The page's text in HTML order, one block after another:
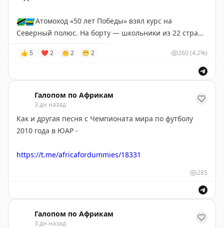
Telegram|ВК|Max
🇹🇿🇷🇼Атомоход «50 лет Победы» взял курс на
Северный полюс. На борту — школьники из 22 стран,
Руанды, которые увидят Арктику.
🥼За время рейса участники запустят стратосферную
платформу для мониторинга и проведут самый
северный интернациональный хоровод. Конкурс в
этом году был рекордным — 73 тысячи заявок на 22
места.
😅🤣😂🙂🙃
мы тоже есть) —
для всех, кто хотел познакомиться со сложным миром
Чёрного континента, но не знал, с чего начать
👍 5 ❤ 2 👏 2 😁 2 260(4.2%)
Галопом по Африкам
3 дн назад
Как и другая песня с Чемпионата мира по футболу
2010 года в ЮАР -
https://t.me/africafordummies/18331
285
Галопом по Африкам
3 дн назад